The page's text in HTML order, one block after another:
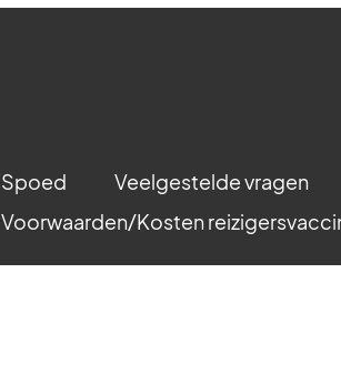
Spoed Veelgestelde vragen
Voorwaarden/Kosten